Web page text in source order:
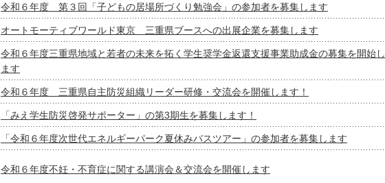
令和６年度 第３回「子どもの居場所づくり勉強会」の参加者を募集します
オートモーティブワールド東京 三重県ブースへの出展企業を募集します
令和６年度三重県地域と若者の未来を拓く学生奨学金返還支援事業助成金の募集を開始し
ます
令和６年度 三重県自主防災組織リーダー研修・交流会を開催します！
「みえ学生防災啓発サポーター」の第3期生を募集します！
「令和６年度次世代エネルギーパーク夏休みバスツアー」の参加者を募集します
令和６年度不妊・不育症に関する講演会＆交流会を開催します